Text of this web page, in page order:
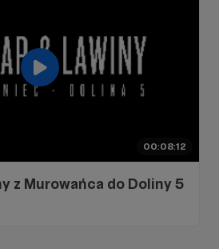
00:08:12
z Murowańca do Doliny 5